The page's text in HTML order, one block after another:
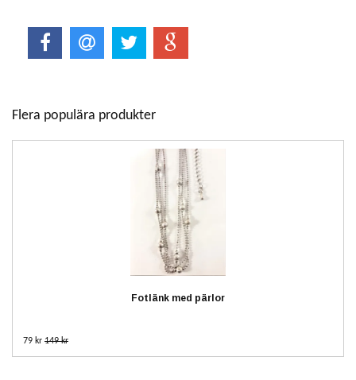
Flera populära produkter
Fotlänk med pärlor
79 kr 149 kr